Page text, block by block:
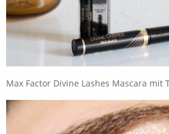
Max Factor Divine Lashes Mascara mit